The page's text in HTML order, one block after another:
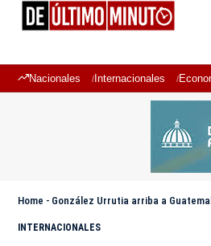
Nacionales Internacionales
Home - González Urrutia arriba a
INTERNACIONALES